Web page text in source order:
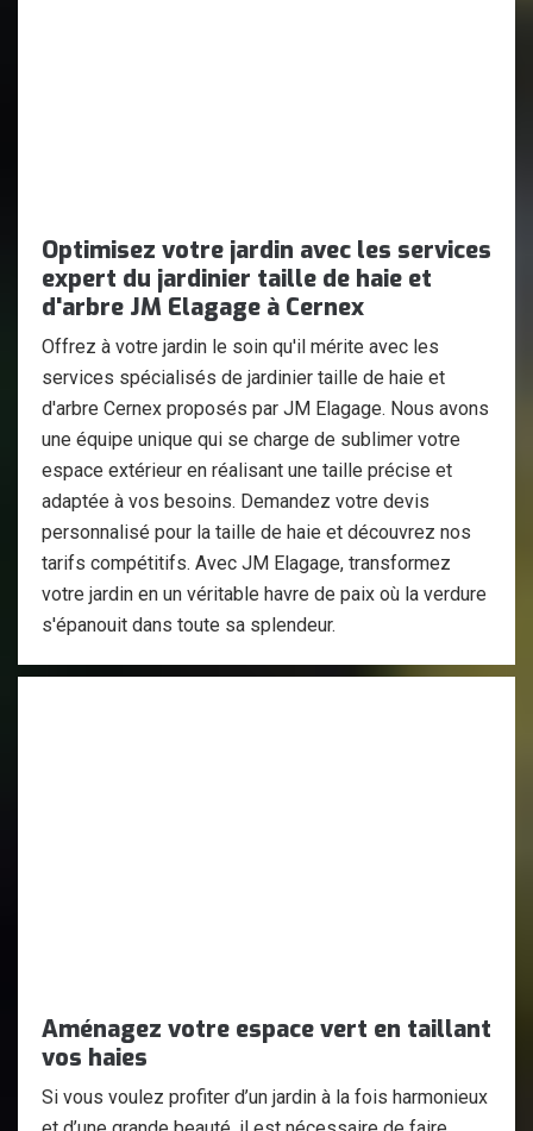
Optimisez votre jardin avec les services
expert du jardinier taille de haie et
d'arbre JM Elagage à Cernex
Offrez à votre jardin le soin qu'il mérite avec les
services spécialisés de jardinier taille de haie et
d'arbre Cernex proposés par JM Elagage. Nous avons
une équipe unique qui se charge de sublimer votre
espace extérieur en réalisant une taille précise et
adaptée à vos besoins. Demandez votre devis
personnalisé pour la taille de haie et découvrez nos
tarifs compétitifs. Avec JM Elagage, transformez
votre jardin en un véritable havre de paix où la verdure
s'épanouit dans toute sa splendeur.
Aménagez votre espace vert en taillant
vos haies
Si vous voulez profiter d’un jardin à la fois harmonieux